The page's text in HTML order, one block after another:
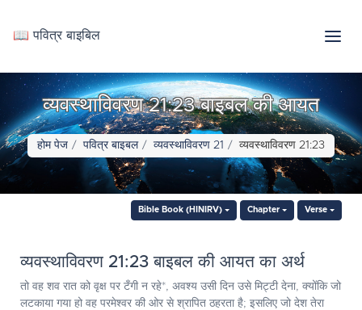
📖 पवित्र बाइबिल
व्यवस्थाविवरण 21:23 बाइबल की आयत
होम पेज पवित्र बाइबल व्यवस्थाविवरण 21 व्यवस्थाविवरण 21:23
Bible Book (HINIRV) Chapter Verse
व्यवस्थाविवरण 21:23 बाइबल की आयत का अर्थ
तो वह शव रात को वृक्ष पर टँगी न रहे*, अवश्य उसी दिन उसे मिट्टी देना, क्योंकि जो
लटकाया गया हो वह परमेश्‍वर की ओर से श्रापित ठहरता है; इसलिए जो देश तेरा